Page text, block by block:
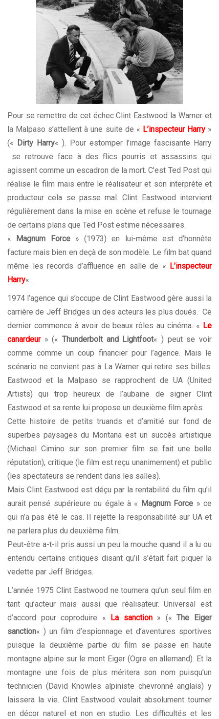
Pour se remettre de cet échec Clint Eastwood la Warner et
la Malpaso s’attellent à une suite de « L’inspecteur Harry»
(« Dirty Harry« ). Pour estomper l’image fascisante Harry
se retrouve face à des flics pourris et assassins qui
agissent comme un escadron de la mort. C’est Ted Post qui
réalise le film mais entre le réalisateur et son interprète et
producteur cela se passe mal. Clint Eastwood intervient
régulièrement dans la mise en scène et refuse le tournage
de certains plans que Ted Post estime nécessaires.
«
Magnum Force» (1973) en lui-même est d’honnête
facture mais bien en deçà de son modèle. Le film bat quand
même les records d’affluence en salle de « L’inspecteur
Harry« .
1974 l’agence qui s’occupe de Clint Eastwood gère aussi la
carrière de Jeff Bridges un des acteurs les plus doués. Ce
dernier commence à avoir de beaux rôles au cinéma. « Le
canardeur» (« Thunderbolt and Lightfoot« ) peut se voir
comme comme un coup financier pour l’agence. Mais le
scénario ne convient pas à La Warner qui retire ses billes.
Eastwood et la Malpaso se rapprochent de UA (United
Artists) qui trop heureux de l’aubaine de signer Clint
Eastwood et sa rente lui propose un deuxième film après.
Cette histoire de petits truands et d’amitié sur fond de
superbes paysages du Montana est un succès artistique
(Michael Cimino sur son premier film se fait une belle
réputation), critique (le film est reçu unanimement) et public
(les spectateurs se rendent dans les salles).
Mais Clint Eastwood est déçu par la rentabilité du film qu’il
aurait pensé supérieure ou égale à « Magnum Force » ce
qui n’a pas été le cas. Il rejette la responsabilité sur UA et
ne parlera plus du deuxième film.
Peut-être a-t-il pris aussi un peu la mouche quand il a lu ou
entendu certains critiques disant qu’il s’était fait piquer la
vedette par Jeff Bridges.
L’année 1975 Clint Eastwood ne tournera qu’un seul film en
tant qu’acteur mais aussi que réalisateur. Universal est
d’accord pour coproduire «
La sanction» («The Eiger
sanction« ) un film d’espionnage et d’aventures sportives
puisque la deuxième partie du film se passe en haute
montagne alpine sur le mont Eiger (Ogre en allemand). Et la
montagne une fois de plus méritera son nom puisqu’un
technicien (David Knowles alpiniste chevronné anglais) y
laissera la vie. Clint Eastwood voulait absolument tourner
en décor naturel et non en studio. Les difficultés et les